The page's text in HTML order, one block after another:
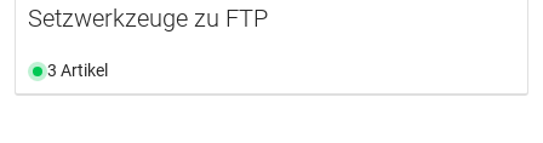
Setzwerkzeuge zu FTP
3 Artikel